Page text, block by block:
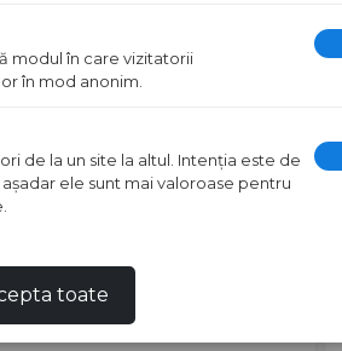
modul în care vizitatorii
în mod anonim.
de la un site la altul. Intenţia este de
ele sunt mai valoroase pentru
toate